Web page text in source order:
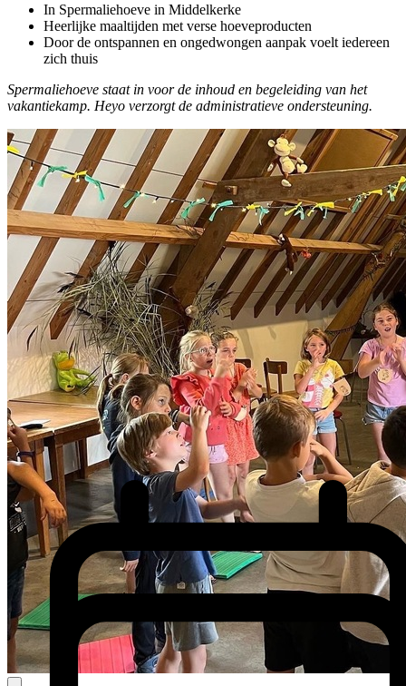
In Spermaliehoeve in Middelkerke
Heerlijke maaltijden met verse hoeveproducten
Door de ontspannen en ongedwongen aanpak voelt iedereen
zich thuis
Spermaliehoeve staat in voor de inhoud en begeleiding van het
vakantiekamp. Heyo verzorgt de administratieve ondersteuning.